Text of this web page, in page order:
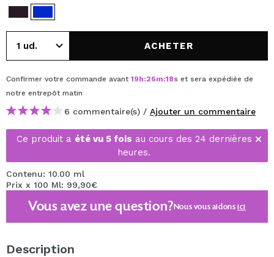
ACHETER
Confirmer votre commande avant 19h:26m:18s et sera expédiée de
notre entrepôt matin
6 commentaire(s) / Ajouter un commentaire
Ce produit a été vu 5 fois au cours des 24 dernières
heures.
Contenu: 10.00 ml
Prix x 100 Ml: 99,90€
Vous avez une question?Nous vous aidonsici
Description